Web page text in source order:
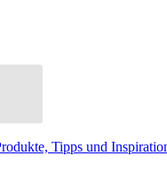
Tipps und